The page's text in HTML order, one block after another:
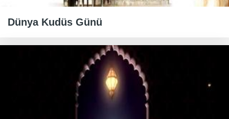
Dünya Kudüs Günü